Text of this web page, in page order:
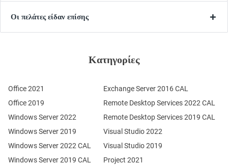
Οι πελάτες είδαν επίσης
Κατηγορίες
Office 2021
Office 2019
Windows Server 2022
Windows Server 2019
Windows Server 2022 CAL
Windows Server 2019 CAL
Remote Desktop Services 2022 CAL
Remote Desktop Services 2019 CAL
Exchange Server 2016 CAL
Visual Studio 2022
Visual Studio 2019
Project 2021